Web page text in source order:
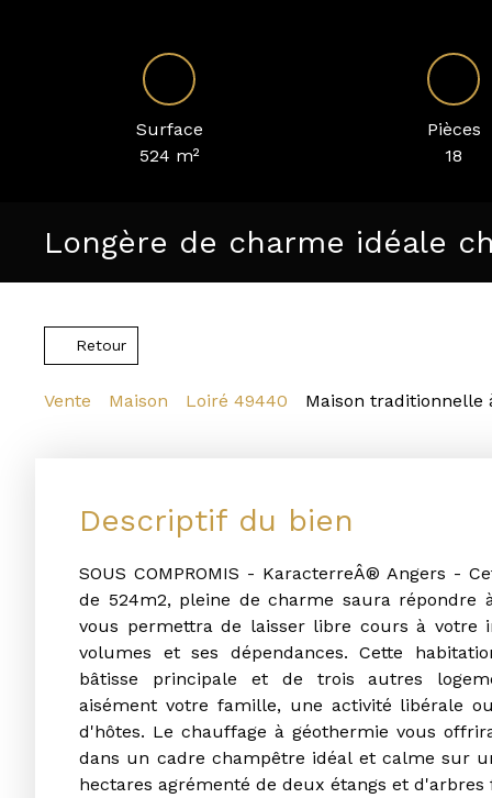
Surface
524 m²
Pièces
18
Longère de charme idéale
Retour
Vente Maison Loiré 49440 Maison traditionnelle
Descriptif du bien
SOUS COMPROMIS - KaracterreÂ® Angers -
de 524m2, pleine de charme saura répondre
vous permettra de laisser libre cours à votre
volumes et ses dépendances. Cette
bâtisse principale et de trois autres
aisément votre famille, une activité libérale
d'hôtes. Le chauffage à géothermie vous
dans un cadre champêtre idéal et calme sur
hectares agrémenté de deux étangs et